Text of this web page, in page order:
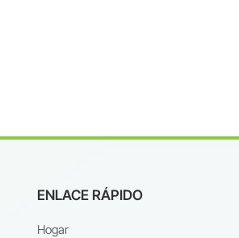
ENLACE RÁPIDO
Hogar